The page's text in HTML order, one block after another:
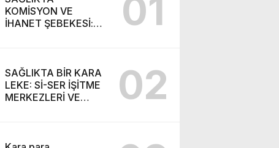
KOMİSYON VE
İHANET ŞEBEKESİ:
VURGUNU!
01
SAĞLIKTA BİR KARA
LEKE: Sİ-SER İŞİTME
MERKEZLERİ VE
02